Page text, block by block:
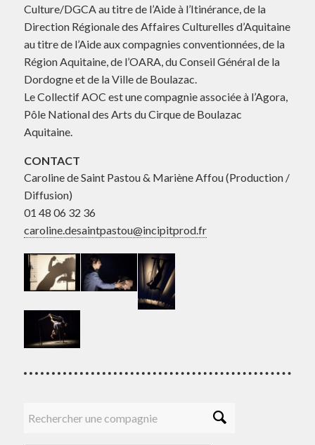
Culture/DGCA au titre de l’Aide à l’Itinérance, de la
Direction Régionale des Affaires Culturelles d’Aquitaine
au titre de l’Aide aux compagnies conventionnées, de la
Région Aquitaine, de l’OARA, du Conseil Général de la
Dordogne et de la Ville de Boulazac.
Le Collectif AOC est une compagnie associée à l’Agora,
Pôle National des Arts du Cirque de Boulazac
Aquitaine.
CONTACT
Caroline de Saint Pastou & Mariène Affou (Production /
Diffusion)
01 48 06 32 36
caroline.desaintpastou@incipitprod.fr